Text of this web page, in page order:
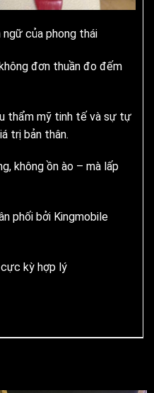
của phong thái
đơn thuần đo đếm
thẩm mỹ tinh tế và sự tự
trị bản thân.
không ồn ào – mà lấp
phối bởi Kingmobile
kỳ hợp lý